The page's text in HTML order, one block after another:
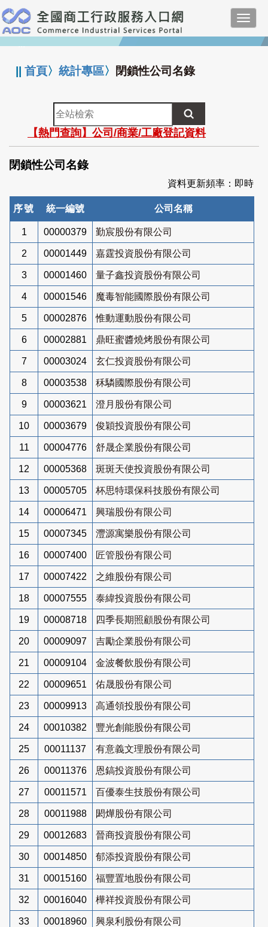
跳
到
主
要
:::
||首頁〉統計專區〉 閉鎖性公司名錄
全
站
檢
索
【熱門查詢】公司/商業/工廠登記資料
閉鎖性公司名錄
資料更新頻率：即時
序號 統一編號 公司名稱
1 00000379 勤宸股份有限公司
2 00001449 嘉霆投資股份有限公司
3 00001460 量子鑫投資股份有限公司
4 00001546 魔毒智能國際股份有限公司
5 00002876 惟動運動股份有限公司
6 00002881 鼎旺蜜醬燒烤股份有限公司
7 00003024 玄仁投資股份有限公司
8 00003538 秝驎國際股份有限公司
9 00003621 澄月股份有限公司
10 00003679 俊穎投資股份有限公司
11 00004776 舒晟企業股份有限公司
12 00005368 斑斑天使投資股份有限公司
13 00005705 杯思特環保科技股份有限公司
14 00006471 興瑞股份有限公司
15 00007345 灃源寓樂股份有限公司
16 00007400 匠管股份有限公司
17 00007422 之維股份有限公司
18 00007555 泰緯投資股份有限公司
19 00008718 四季長期照顧股份有限公司
20 00009097 吉勵企業股份有限公司
21 00009104 金波餐飲股份有限公司
22 00009651 佑晟股份有限公司
23 00009913 高通領投股份有限公司
24 00010382 豐光創能股份有限公司
25 00011137 有意義文理股份有限公司
26 00011376 恩鎬投資股份有限公司
27 00011571 百優泰生技股份有限公司
28 00011988 閎燁股份有限公司
29 00012683 晉商投資股份有限公司
30 00014850 郁添投資股份有限公司
31 00015160 福豐置地股份有限公司
32 00016040 樺祥投資股份有限公司
33 00018960 興泉利股份有限公司